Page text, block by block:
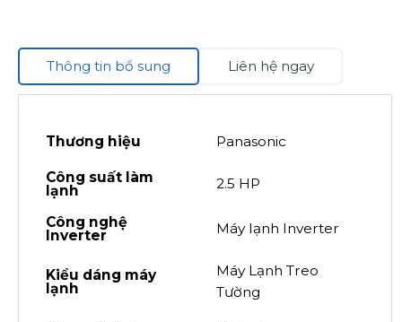
Thông tin bổ sung Liên hệ ngay
Thương hiệu Panasonic
Công suất làm
lạnh 2.5 HP
Công nghệ
Inverter Máy lạnh Inverter
Kiểu dáng máy
lạnh
Máy Lạnh Treo
Tường